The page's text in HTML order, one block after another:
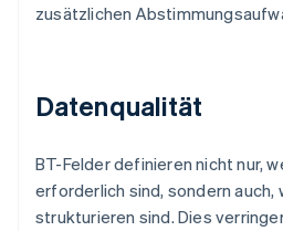
zusätzlichen
Datenqualität
BT-Felder definieren nicht nur,
erforderlich sind, sondern auch,
strukturieren sind. Dies